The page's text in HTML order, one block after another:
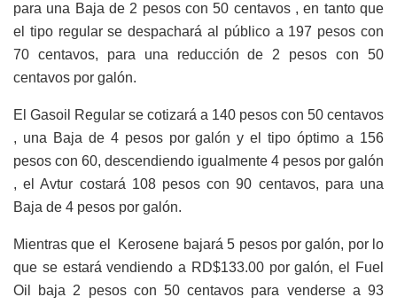
para una Baja de 2 pesos con 50 centavos , en tanto que
el tipo regular se despachará al público a 197 pesos con
70 centavos, para una reducción de 2 pesos con 50
centavos por galón.
El Gasoil Regular se cotizará a 140 pesos con 50 centavos
, una Baja de 4 pesos por galón y el tipo óptimo a 156
pesos con 60, descendiendo igualmente 4 pesos por galón
, el Avtur costará 108 pesos con 90 centavos, para una
Baja de 4 pesos por galón.
Mientras que el Kerosene bajará 5 pesos por galón, por lo
que se estará vendiendo a RD$133.00 por galón, el Fuel
Oil baja 2 pesos con 50 centavos para venderse a 93